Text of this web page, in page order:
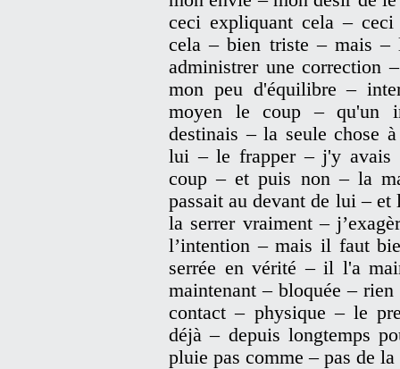
ceci expliquant cela –
cela – bien triste – mais
administrer une correction
mon peu d'équilibre –
moyen le coup – qu'un
destinais – la seule chose
lui – le frapper – j'y avais
coup – et puis non – la
passait au devant de lui –
la serrer vraiment –
l’intention – mais il faut
serrée en vérité – il l'a
maintenant – bloquée –
contact – physique – le
déjà – depuis longtemps
pluie pas comme – pas de